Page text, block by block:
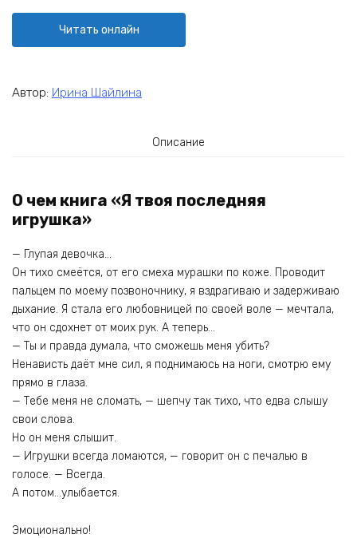
Читать онлайн
Автор: Ирина Шайлина
Описание
О чем книга «Я твоя последняя
игрушка»
— Глупая девочка…
Он тихо смеётся, от его смеха мурашки по коже. Проводит
пальцем по моему позвоночнику, я вздрагиваю и задерживаю
дыхание. Я стала его любовницей по своей воле — мечтала,
что он сдохнет от моих рук. А теперь…
— Ты и правда думала, что сможешь меня убить?
Ненависть даёт мне сил, я поднимаюсь на ноги, смотрю ему
прямо в глаза.
— Тебе меня не сломать, — шепчу так тихо, что едва слышу
свои слова.
Но он меня слышит.
— Игрушки всегда ломаются, — говорит он с печалью в
голосе. — Всегда.
А потом…улыбается.
Эмоционально!